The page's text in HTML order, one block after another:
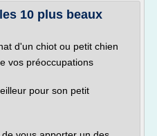
10 plus beaux
d'un chiot ou petit chien
vos préoccupations
pour son petit